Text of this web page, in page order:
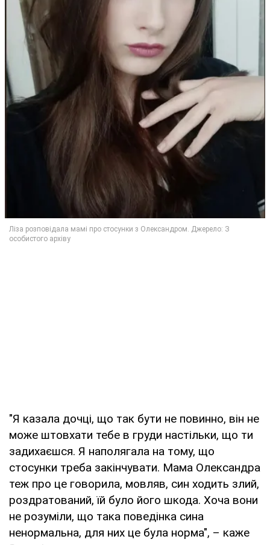
"Я казала дочці, що так бути не повинно, він не
може штовхати тебе в груди настільки, що ти
задихаєшся. Я наполягала на тому, що
стосунки треба закінчувати. Мама Олександра
теж про це говорила, мовляв, син ходить злий,
роздратований, їй було його шкода. Хоча вони
не розуміли, що така поведінка сина
ненормальна, для них це була норма", – каже